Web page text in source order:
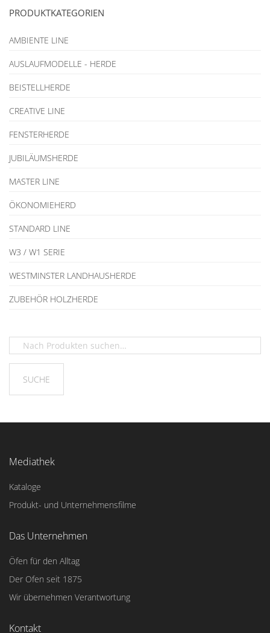
PRODUKTKATEGORIEN
AMBIENTE LINE
AUSLAUFMODELLE - HERDE
BEISTELLHERDE
CREATIVE LINE
FENSTERHERDE
JUBILÄUMSHERDE
MASTER LINE
ÖKONOMIEHERD
STANDARD LINE
W3 / W1 SERIE
WESTMINSTER LANDHAUSHERDE
ZUBEHÖR HOLZHERDE
Mediathek
Kataloge
Produkt- und Unternehmensfilme
Das Unternehmen
Öfen für den Alltag
Der Ofen seit 1875
Wir übernehmen Verantwortung
Kontakt